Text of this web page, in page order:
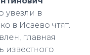
увезли в
в Исаево чтят.
главная
известного